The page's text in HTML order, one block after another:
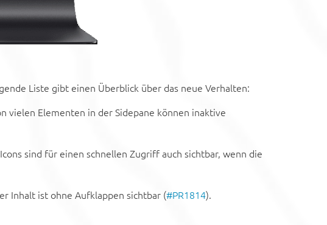
Liste gibt einen Überblick über das neue Verhalten:
vielen Elementen in der Sidepane können inaktive
sind für einen schnellen Zugriff auch sichtbar, wenn die
Inhalt ist ohne Aufklappen sichtbar (#PR1814).